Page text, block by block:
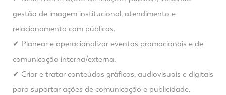
gestão de imagem institucional, atendimento e
relacionamento com públicos.
✔ Planear e operacionalizar eventos promocionais e de
comunicação interna/externa.
✔ Criar e tratar conteúdos gráficos, audiovisuais e digitais
para suportar ações de comunicação e publicidade.